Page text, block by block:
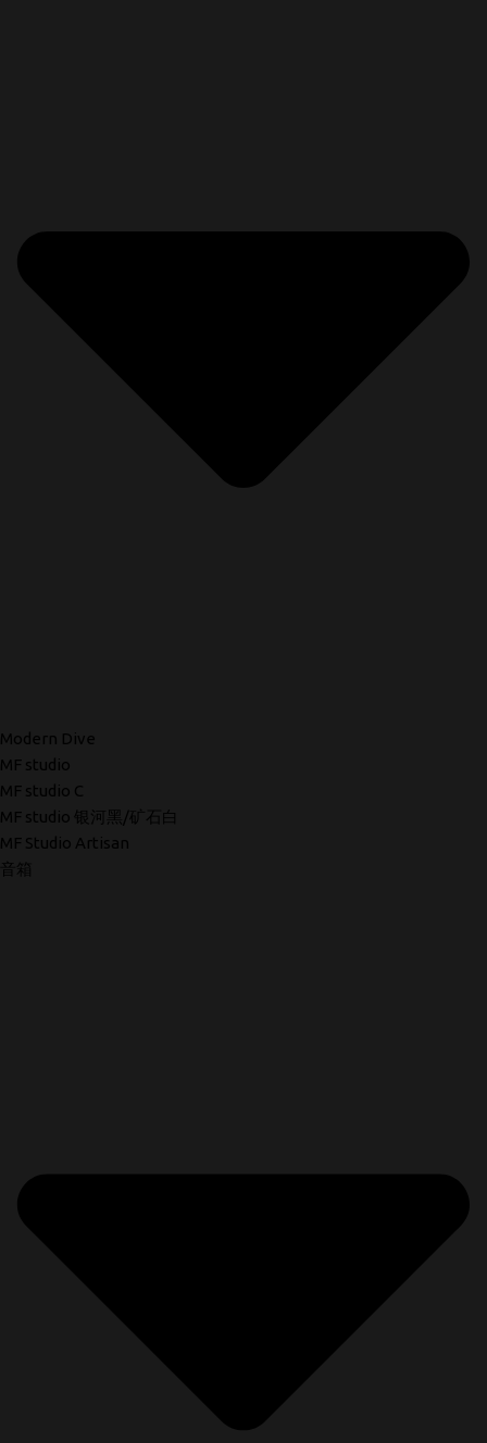
Modern Dive
MF studio
MF studio C
MF studio 银河黑/矿石白
MF Studio Artisan
音箱